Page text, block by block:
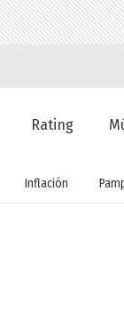
Rating
Inflación